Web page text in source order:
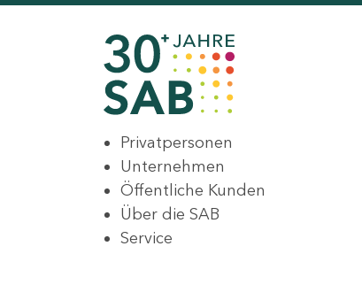
Privatpersonen
Unternehmen
Öffentliche Kunden
Über die SAB
Service